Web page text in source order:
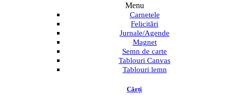
Menu
Carnetele
Felicitări
Jurnale/Agende
Magnet
Semn de carte
Tablouri Canvas
Tablouri lemn
Cărți